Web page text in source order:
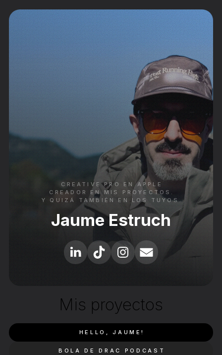
CREATIVE PRO EN APPLE
CREADOR EN MIS PROYECTOS.
Y QUIZÁ TAMBIÉN EN LOS TUYOS.
Jaume Estruch
Mis proyectos
HELLO, JAUME!
BOLA DE DRAC PODCAST